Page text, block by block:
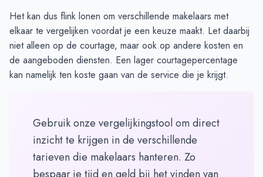
Het kan dus flink lonen om verschillende makelaars met
elkaar te vergelijken voordat je een keuze maakt. Let daarbij
niet alleen op de courtage, maar ook op andere kosten en
de aangeboden diensten. Een lager courtagepercentage
kan namelijk ten koste gaan van de service die je krijgt.
Gebruik onze vergelijkingstool om direct
inzicht te krijgen in de verschillende
tarieven die makelaars hanteren. Zo